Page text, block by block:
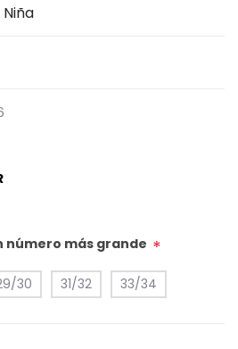
número más grande *
30 31/32 33/34